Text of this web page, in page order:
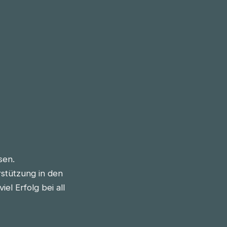
in den
Erfolg bei all